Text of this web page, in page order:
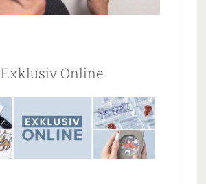
Exklusiv Online